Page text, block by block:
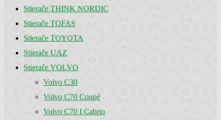
Stierače THINK NORDIC
Stierače TOFAS
Stierače TOYOTA
Stierače UAZ
Stierače VOLVO
Volvo C30
Volvo C70 Coupé
Volvo C70 I Cabrio